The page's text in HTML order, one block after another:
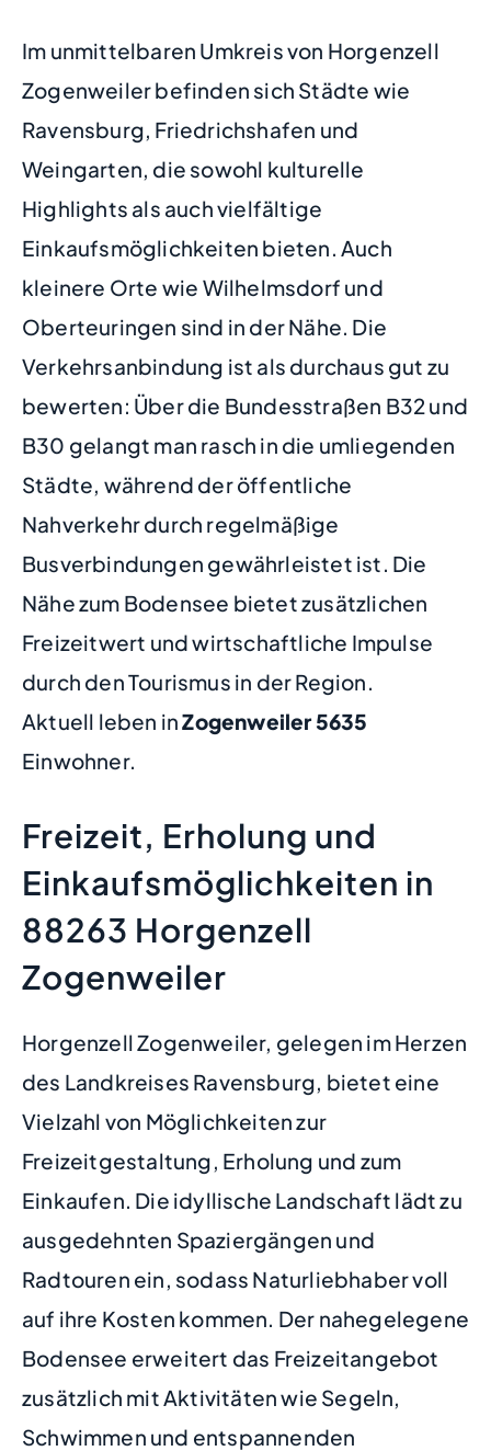
Im unmittelbaren Umkreis von Horgenzell
Zogenweiler befinden sich Städte wie
Ravensburg, Friedrichshafen und
Weingarten, die sowohl kulturelle
Highlights als auch vielfältige
Einkaufsmöglichkeiten bieten. Auch
kleinere Orte wie Wilhelmsdorf und
Oberteuringen sind in der Nähe. Die
Verkehrsanbindung ist als durchaus gut zu
bewerten: Über die Bundesstraßen B32 und
B30 gelangt man rasch in die umliegenden
Städte, während der öffentliche
Nahverkehr durch regelmäßige
Busverbindungen gewährleistet ist. Die
Nähe zum Bodensee bietet zusätzlichen
Freizeitwert und wirtschaftliche Impulse
durch den Tourismus in der Region.
Aktuell leben inZogenweiler5635
Einwohner.
Freizeit, Erholung und
Einkaufsmöglichkeiten in
88263 Horgenzell
Zogenweiler
Horgenzell Zogenweiler, gelegen im Herzen
des Landkreises Ravensburg, bietet eine
Vielzahl von Möglichkeiten zur
Freizeitgestaltung, Erholung und zum
Einkaufen. Die idyllische Landschaft lädt zu
ausgedehnten Spaziergängen und
Radtouren ein, sodass Naturliebhaber voll
auf ihre Kosten kommen. Der nahegelegene
Bodensee erweitert das Freizeitangebot
zusätzlich mit Aktivitäten wie Segeln,
Schwimmen und entspannenden